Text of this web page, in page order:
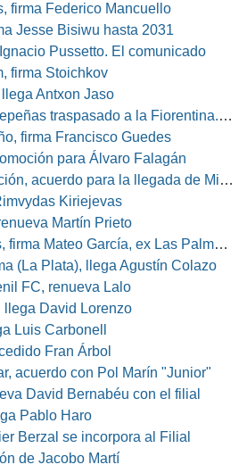
firma Federico Mancuello
Jesse Bisiwu hasta 2031
Pussetto. El comunicado
firma Stoichkov
Antxon Jaso
a la Fiorentina. El comunicado
firma Francisco Guedes
para Álvaro Falagán
para la llegada de Miguel Barbieri
Kiriejevas
Martín Prieto
García, ex Las Palmas, Osasuna o Alcorcón
(La Plata), llega Agustín Colazo
FC, renueva Lalo
llega David Lorenzo
Luis Carbonell
Fran Árbol
acuerdo con Pol Marín "Junior"
David Bernabéu con el filial
Pablo Haro
Berzal se incorpora al Filial
de Jacobo Martí